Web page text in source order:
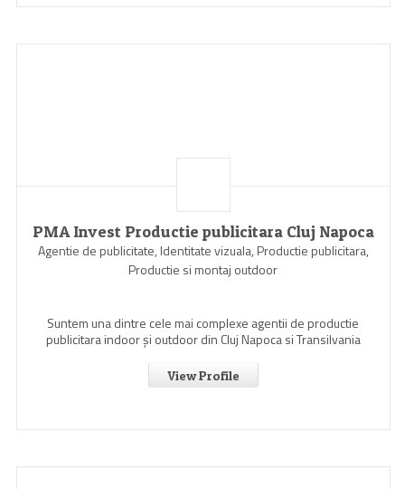
PMA Invest Productie publicitara Cluj Napoca
Agentie de publicitate, Identitate vizuala, Productie publicitara,
Productie si montaj outdoor
Suntem una dintre cele mai complexe agentii de productie
publicitara indoor şi outdoor din Cluj Napoca si Transilvania
View Profile